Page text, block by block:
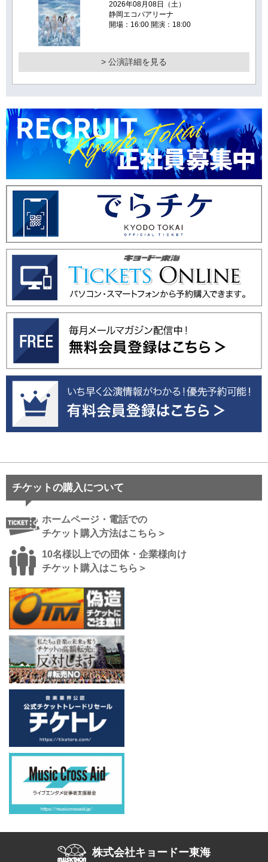
2026年08月08日（土）
静岡エコパアリーナ
開場：16:00 開演：18:00
> 公演詳細を見る
チケットの購入について
ホームページ・電話での
チケット購入方法はこちら＞
10名様以上での団体・企業様向け
チケット購入はこちら＞
株式会社キョードー東海